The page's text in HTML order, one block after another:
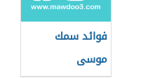
فوائد سمك
موسى